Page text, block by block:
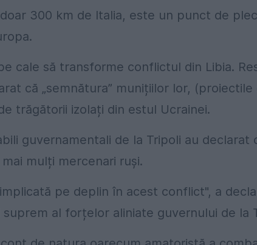
300 km de Italia, este un punct de
cale să transforme conflictul din Libia.
că „semnătura” munițiilor lor, (proiectile
trăgătorii izolați din estul Ucrainei.
guvernamentali de la Tripoli au declarat
mulți mercenari ruși.
pe deplin în acest conflict", a
al forțelor aliniate guvernului de la